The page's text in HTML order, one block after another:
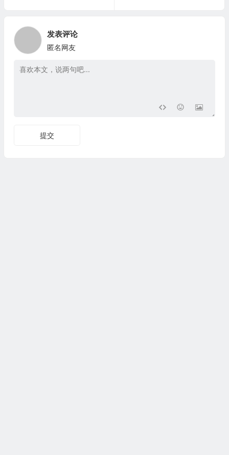
发表评论
匿名网友
提交